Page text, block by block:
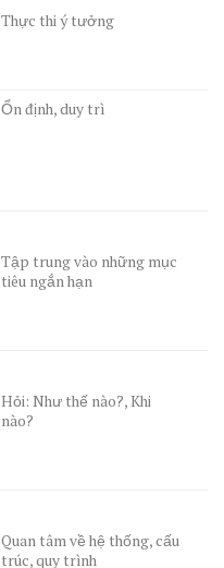
Thực thi ý tưởng
Ổn định, duy trì
Tập trung vào những mục
tiêu ngắn hạn
Hỏi: Như thế nào?, Khi
nào?
Quan tâm về hệ thống, cấu
trúc, quy trình